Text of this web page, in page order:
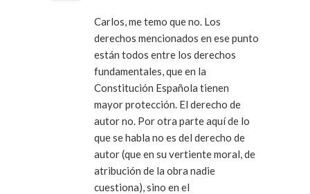
Carlos, me temo que no. Los
derechos mencionados en ese punto
están todos entre los derechos
fundamentales, que en la
Constitución Española tienen
mayor protección. El derecho de
autor no. Por otra parte aquí de lo
que se habla no es del derecho de
autor (que en su vertiente moral, de
atribución de la obra nadie
cuestiona), sino en el